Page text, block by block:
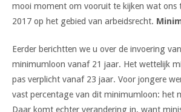
mooi moment om vooruit te kijken wat ons
2017 op het gebied van arbeidsrecht.
Eerder berichtten we u over de invoering
minimumloon vanaf 21 jaar. Het wettelijk
pas verplicht vanaf 23 jaar. Voor jongere
vast percentage van dit minimumloon: het
Daar komt echter verandering in, want